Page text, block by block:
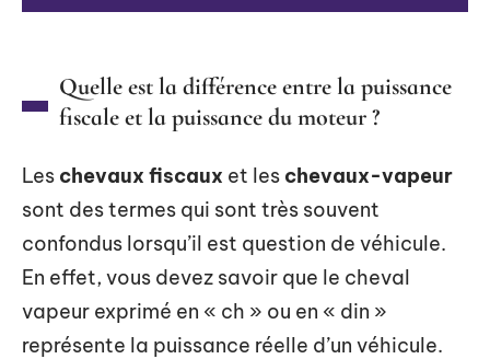
Quelle est la différence entre la puissance
fiscale et la puissance du moteur ?
Les chevaux fiscaux et les chevaux-vapeur
sont des termes qui sont très souvent
confondus lorsqu’il est question de véhicule.
En effet, vous devez savoir que le cheval
vapeur exprimé en « ch » ou en « din »
représente la puissance réelle d’un véhicule.